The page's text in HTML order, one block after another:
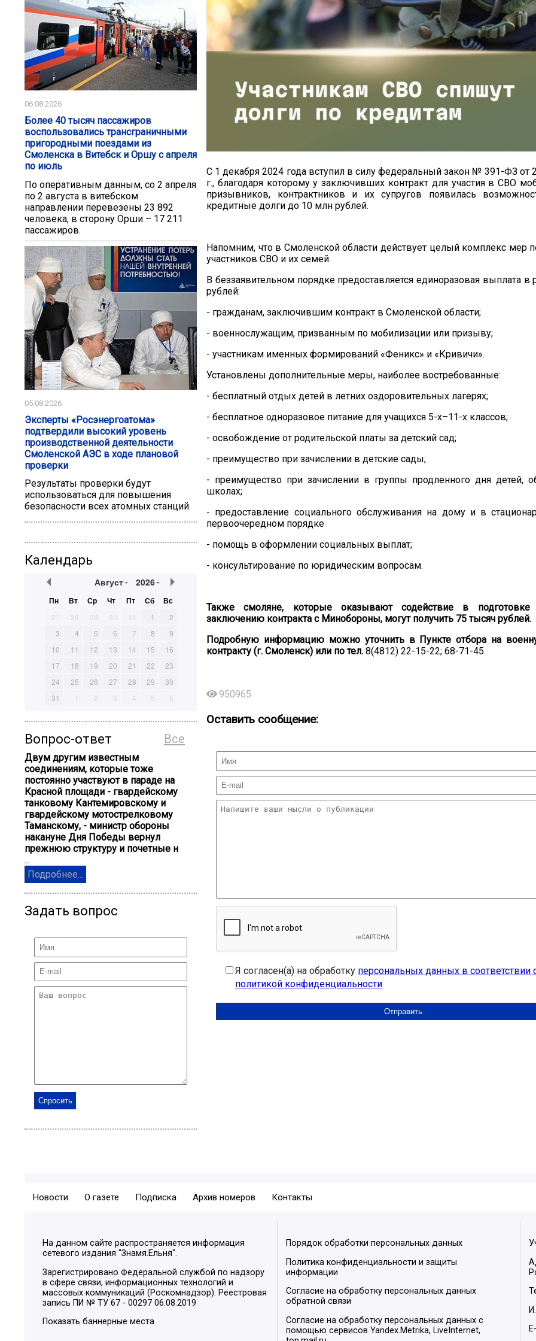
06.08.2026
Более 40 тысяч пассажиров
воспользовались трансграничными
пригородными поездами из
Смоленска в Витебск и Оршу с апреля
по июль
По оперативным данным, со 2 апреля
по 2 августа в витебском
направлении перевезены 23 892
человека, в сторону Орши – 17 211
пассажиров.
05.08.2026
Эксперты «Росэнергоатома»
подтвердили высокий уровень
производственной деятельности
Смоленской АЭС в ходе плановой
проверки
Результаты проверки будут
использоваться для повышения
безопасности всех атомных станций.
Календарь
Август 2026
Пн Вт Ср Чт Пт Сб Вс
27 28 29 30 31 1
2
3
4 5 6 7 8
9
10
11 12 13 14 15
16
17
18 19 20 21 22
23
24
25 26 27 28 29
30
31
1 2 3 4 5 6
Все
Вопрос-ответ
Двум другим известным
соединениям, которые тоже
постоянно участвуют в параде на
Красной площади - гвардейскому
танковому Кантемировскому и
гвардейскому мотострелковому
Таманскому, - министр обороны
накануне Дня Победы вернул
прежнюю структуру и почетные н
...
Подробнее...
Задать вопрос
С 1 декабря 2024 года вступил в силу федеральный закон № 391-ФЗ от
г., благодаря которому у заключивших контракт для участия в СВО
призывников, контрактников и их супругов появилась
кредитные долги до 10 млн рублей.
Напомним, что в Смоленской области действует целый комплекс мер
участников СВО и их семей.
В беззаявительном порядке предоставляется единоразовая выплата
рублей:
- гражданам, заключившим контракт в Смоленской области;
- военнослужащим, призванным по мобилизации или призыву;
- участникам именных формирований «Феникс» и «Кривичи».
Установлены дополнительные меры, наиболее востребованные:
- бесплатный отдых детей в летних оздоровительных лагерях;
- бесплатное одноразовое питание для учащихся 5-х–11-х классов;
- освобождение от родительской платы за детский сад;
- преимущество при зачислении в детские сады;
- преимущество при зачислении в группы продленного дня детей,
школах;
- предоставление социального обслуживания на дому и в
первоочередном порядке
- помощь в оформлении социальных выплат;
- консультирование по юридическим вопросам.
Также смоляне, которые оказывают содействие в подготовке
заключению контракта с Минобороны, могут получить 75 тысяч рублей.
Подробную информацию можно уточнить в Пункте отбора на
контракту (г. Смоленск) или по тел. 8(4812) 22-15-22; 68-71-45.
950965
Оставить сообщение:
Я согласен(а) на обработку персональных данных в соответствии
политикой конфиденциальности
Новости О газете Подписка Архив номеров Контакты
На данном сайте распространяется информация
сетевого издания "Знамя.Ельня".
Зарегистрировано Федеральной службой по надзору
в сфере связи, информационных технологий и
массовых коммуникаций (Роскомнадзор). Реестровая
запись ПИ № ТУ 67 - 00297 06.08.2019
Показать баннерные места
Порядок обработки персональных данных
Политика конфиденциальности и защиты
информации
Согласие на обработку персональных данных
обратной связи
Согласие на обработку персональных данных с
помощью сервисов Yandex.Metrika, LiveInternet,